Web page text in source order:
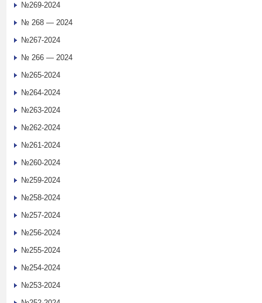
№269-2024
№ 268 — 2024
№267-2024
№ 266 — 2024
№265-2024
№264-2024
№263-2024
№262-2024
№261-2024
№260-2024
№259-2024
№258-2024
№257-2024
№256-2024
№255-2024
№254-2024
№253-2024